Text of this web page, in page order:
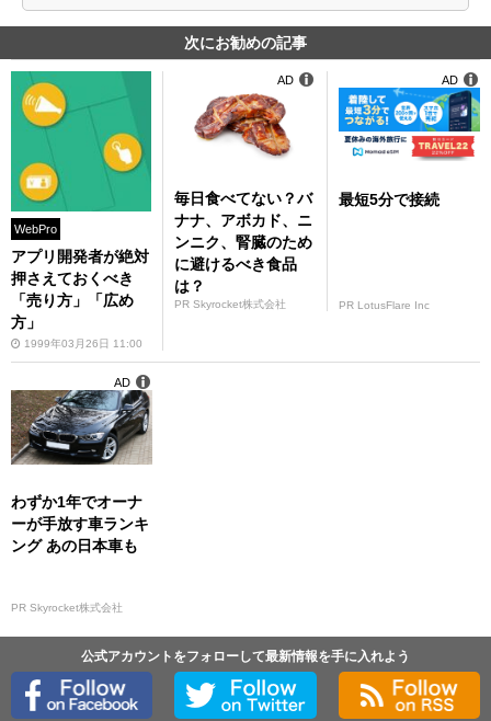
次にお勧めの記事
WebPro
アプリ開発者が絶対
押さえておくべき
「売り方」「広め
方」
1999年03月26日 11:00
毎日食べてない？バ
ナナ、アボカド、ニ
ンニク、腎臓のため
に避けるべき食品
は？
PR Skyrocket株式会社
AD
最短5分で接続
PR LotusFlare Inc
AD
わずか1年でオーナ
ーが手放す車ランキ
ング あの日本車も
PR Skyrocket株式会社
AD
公式アカウントをフォローして最新情報を手に入れよう